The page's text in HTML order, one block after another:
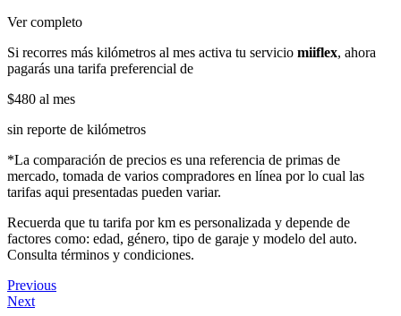
Ver completo
Si recorres más kilómetros al mes activa tu servicio miiflex, ahora
pagarás una tarifa preferencial de
$480 al mes
sin reporte de kilómetros
*La comparación de precios es una referencia de primas de
mercado, tomada de varios compradores en línea por lo cual las
tarifas aqui presentadas pueden variar.
Recuerda que tu tarifa por km es personalizada y depende de
factores como: edad, género, tipo de garaje y modelo del auto.
Consulta términos y condiciones.
Previous
Next